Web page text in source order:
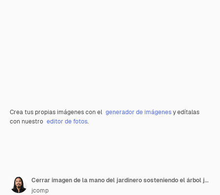
Crea tus propias imágenes con el generador de imágenesy edítalas
con nuestro editor de fotos.
Cerrar imagen de la mano del jardinero sosteniendo el árbol joven de la planta
jcomp